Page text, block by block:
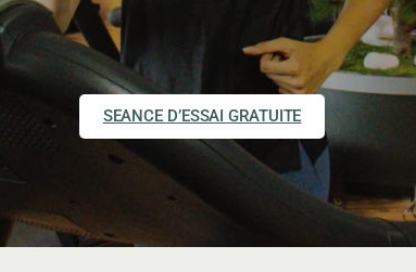
SEANCE D’ESSAI GRATUITE